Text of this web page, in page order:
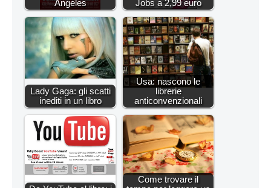
Angeles
Jobs a 2,99 euro
Lady Gaga: gli scatti
inediti in un libro
Usa: nascono le
librerie
anticonvenzionali
Come trovare il